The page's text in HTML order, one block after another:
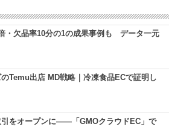
・欠品率10分の1の成果事例も データ一元
Temu出店 MD戦略｜冷凍食品ECで証明し
引をオープンに――「GMOクラウドEC」で